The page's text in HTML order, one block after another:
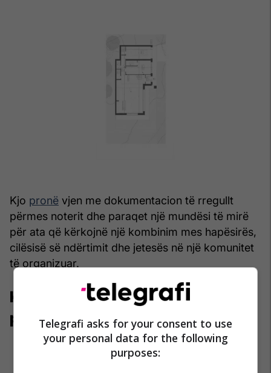
Kjo pronë vjen me dokumentacion të rregullt
përmes noterit dhe paraqet një mundësi të mirë
për ata që kërkojnë një kombinim mes hapësirës,
cilësisë së ndërtimit dhe jetesës në një komunitet
të organizuar.
Karakteristika dhe informata të
pronësTelegrafi asks for your consent to use
your personal data for the following
purposes: